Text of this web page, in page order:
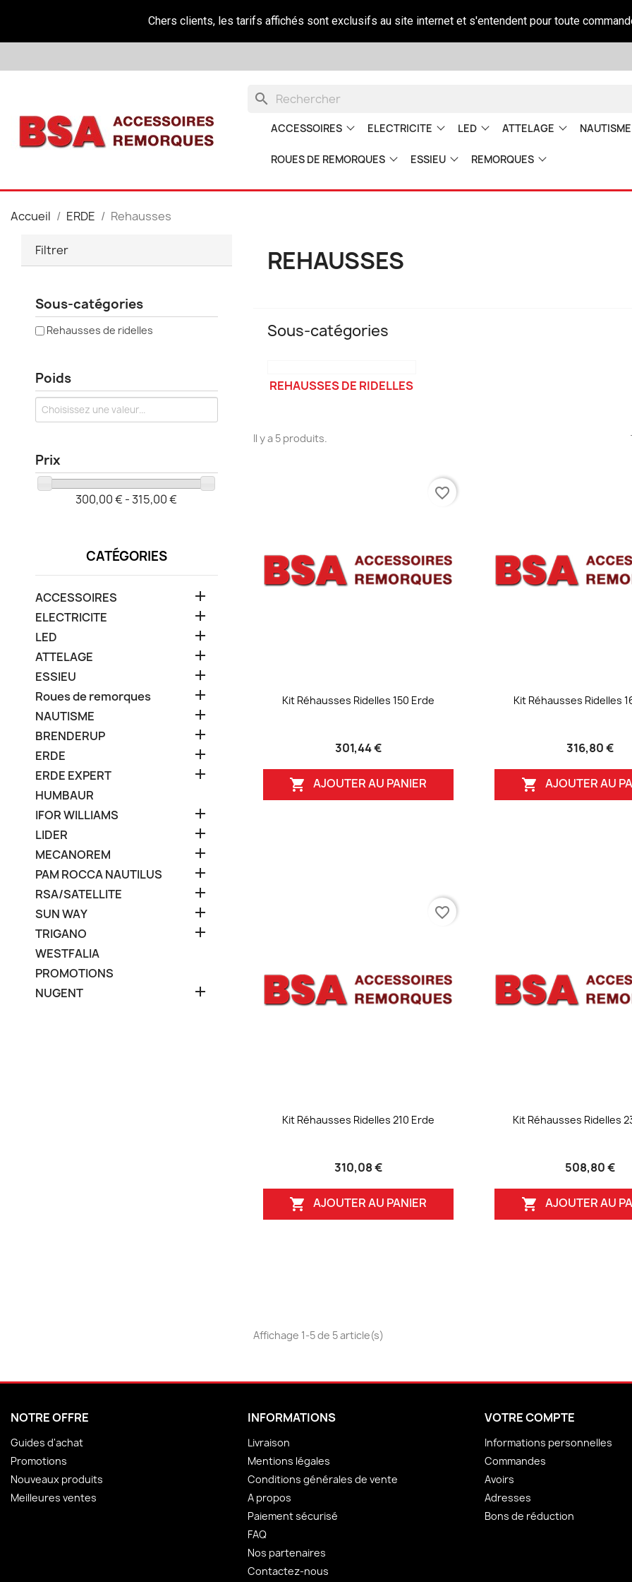
Chers clients, les tarifs affichés sont exclusifs au site internet et s'entendent pour toute
search
ACCESSOIRES ELECTRICITE LED ATTELAGE NAUTISME
ROUES DE REMORQUES ESSIEU REMORQUES
Accueil ERDE Rehausses
Filtrer
Sous-catégories
Rehausses de ridelles
Poids
Prix
300,00 € - 315,00 €
CATÉGORIES
ACCESSOIRES 
ELECTRICITE 
LED 
ATTELAGE 
ESSIEU 
Roues de remorques 
NAUTISME 
BRENDERUP 
ERDE 
ERDE EXPERT 
HUMBAUR
IFOR WILLIAMS

LIDER 
MECANOREM 
PAM ROCCA NAUTILUS 
RSA/SATELLITE 
SUN WAY 
TRIGANO 
WESTFALIA
PROMOTIONS
NUGENT

REHAUSSES
Sous-catégories
REHAUSSES DE RIDELLES
Il y a 5 produits.
Kit Réhausses Ridelles 150 Erde
301,44 €
 AJOUTER AU PANIER
favorite_border
Kit Réhausses Ridelles
316,80 €
 AJOUTER AU
Kit Réhausses Ridelles 210 Erde
310,08 €
 AJOUTER AU PANIER
favorite_border
Kit Réhausses Ridelles
508,80 €
 AJOUTER AU
Affichage 1-5 de 5 article(s)
NOTRE OFFRE
Guides d'achat
Promotions
Nouveaux produits
Meilleures ventes
INFORMATIONS
Livraison
Mentions légales
Conditions générales de vente
A propos
Paiement sécurisé
FAQ
Nos partenaires
Contactez-nous
VOTRE COMPTE
Informations personnelles
Commandes
Avoirs
Adresses
Bons de réduction